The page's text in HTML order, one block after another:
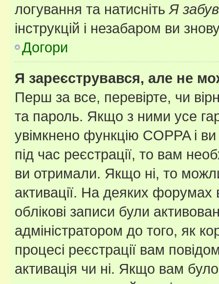
логування та натисніть Я
інструкцій і незабаром ви
Догори
Я зареєструвався, але не
Перш за все, перевірте, чи
та пароль. Якщо з ними усе
увімкнено функцію COPPA і
під час реєстрації, то вам
ви отримали. Якщо ні, то
активації. На деяких форумах
облікові записи були
адміністратором до того, як
процесі реєстрації вам
активація чи ні. Якщо вам